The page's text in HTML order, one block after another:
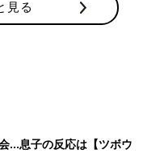
次の話
見る
…息子の反応は【ツボウ